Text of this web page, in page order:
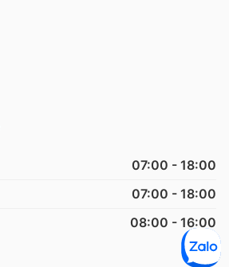
07:00 - 18:00
07:00 - 18:00
08:00 - 16:00